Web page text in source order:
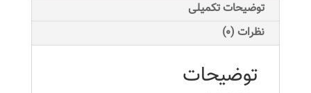
استرالیایی
عدد
توضیحات تکمیلی
نظرات (0)
توضیحات